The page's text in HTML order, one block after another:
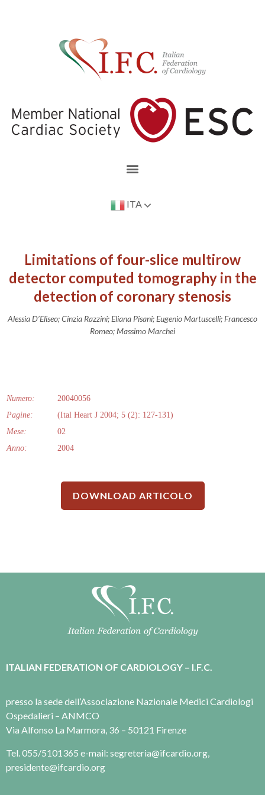
ITA
Limitations of four-slice multirow
detector computed tomography in the
detection of coronary stenosis
Alessia D’Eliseo; Cinzia Razzini; Eliana Pisani; Eugenio Martuscelli; Francesco
Romeo; Massimo Marchei
Numero:
20040056
Pagine:
(Ital Heart J 2004; 5 (2): 127-131)
Mese:
02
Anno:
2004
DOWNLOAD ARTICOLO
ITALIAN FEDERATION OF CARDIOLOGY – I.F.C.
presso la sede dell’Associazione Nazionale Medici Cardiologi
Ospedalieri – ANMCO
Via Alfonso La Marmora, 36 – 50121 Firenze
Tel. 055/5101365 e-mail: segreteria@ifcardio.org,
presidente@ifcardio.org